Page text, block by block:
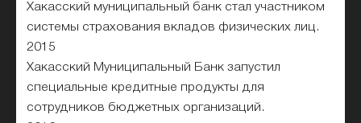
Хакасский муниципальный банк стал участником
системы страхования вкладов физических лиц.
2015
Хакасский Муниципальный Банк запустил
специальные кредитные продукты для
сотрудников бюджетных организаций.